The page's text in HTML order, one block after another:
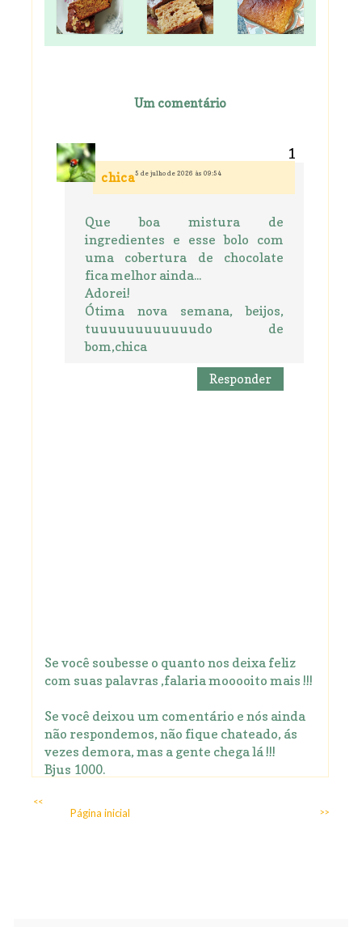
Um comentário
chica5 de julho de 2026 às 09:54
Que boa mistura de
ingredientes e esse bolo com
uma cobertura de chocolate
fica melhor ainda...
Adorei!
Ótima nova semana, beijos,
tuuuuuuuuuuuudo de
bom,chica
Responder
Se você soubesse o quanto nos deixa feliz
com suas palavras ,falaria mooooito mais !!!
Se você deixou um comentário e nós ainda
não respondemos, não fique chateado, ás
vezes demora, mas a gente chega lá !!!
Bjus 1000.
<<
>>
Página inicial